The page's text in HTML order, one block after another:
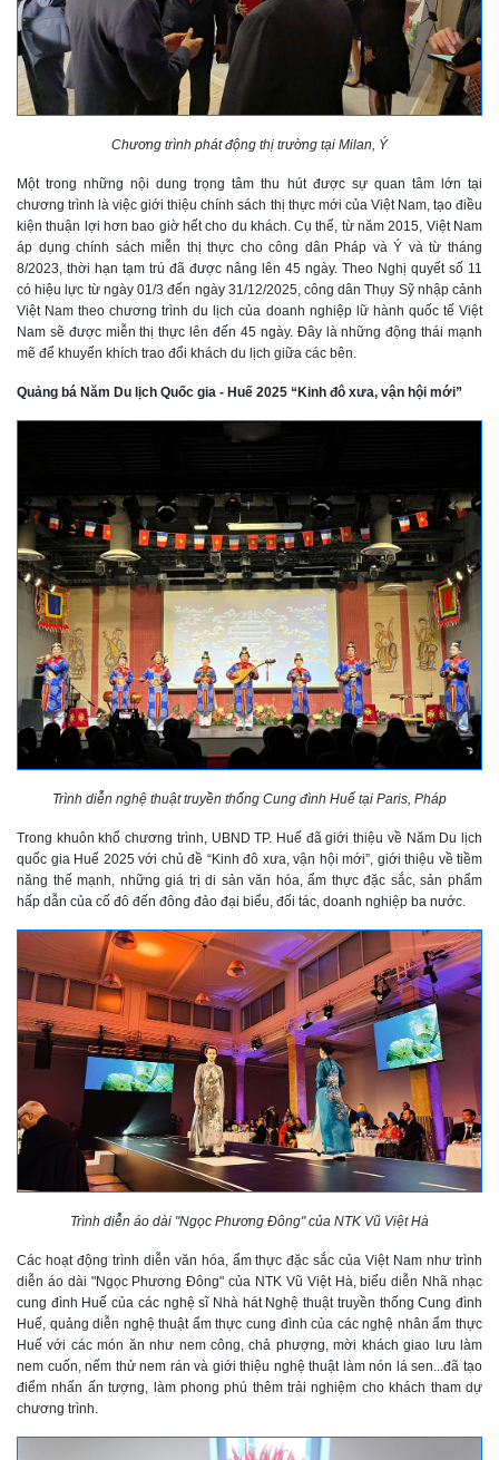
Chương trình phát động thị trường tại Milan, Ý
Một trong những nội dung trọng tâm thu hút được sự quan tâm lớn tại
chương trình là việc giới thiệu chính sách thị thực mới của Việt Nam, tạo điều
kiện thuận lợi hơn bao giờ hết cho du khách. Cụ thể, từ năm 2015, Việt Nam
áp dụng chính sách miễn thị thực cho công dân Pháp và Ý và từ tháng
8/2023, thời hạn tạm trú đã được nâng lên 45 ngày. Theo Nghị quyết số 11
có hiệu lực từ ngày 01/3 đến ngày 31/12/2025, công dân Thụy Sỹ nhập cảnh
Việt Nam theo chương trình du lịch của doanh nghiệp lữ hành quốc tế Việt
Nam sẽ được miễn thị thực lên đến 45 ngày. Đây là những động thái mạnh
mẽ để khuyến khích trao đổi khách du lịch giữa các bên.
Quảng bá Năm Du lịch Quốc gia - Huế 2025 “Kinh đô xưa, vận hội mới”
Trình diễn nghệ thuật truyền thống Cung đình Huế tại Paris, Pháp
Trong khuôn khổ chương trình, UBND TP. Huế đã giới thiệu về Năm Du lịch
quốc gia Huế 2025 với chủ đề “Kinh đô xưa, vận hội mới”, giới thiệu về tiềm
năng thế mạnh, những giá trị di sản văn hóa, ẩm thực đặc sắc, sản phẩm
hấp dẫn của cố đô đến đông đảo đại biểu, đối tác, doanh nghiệp ba nước.
Trình diễn áo dài "Ngọc Phương Đông" của NTK Vũ Việt Hà
Các hoạt động trình diễn văn hóa, ẩm thực đặc sắc của Việt Nam như trình
diễn áo dài "Ngọc Phương Đông" của NTK Vũ Việt Hà, biểu diễn Nhã nhạc
cung đình Huế của các nghệ sĩ Nhà hát Nghệ thuật truyền thống Cung đình
Huế, quảng diễn nghệ thuật ẩm thực cung đình của các nghệ nhân ẩm thực
Huế với các món ăn như nem công, chả phượng, mời khách giao lưu làm
nem cuốn, nếm thử nem rán và giới thiệu nghệ thuật làm nón lá sen...đã tạo
điểm nhấn ấn tượng, làm phong phú thêm trải nghiệm cho khách tham dự
chương trình.